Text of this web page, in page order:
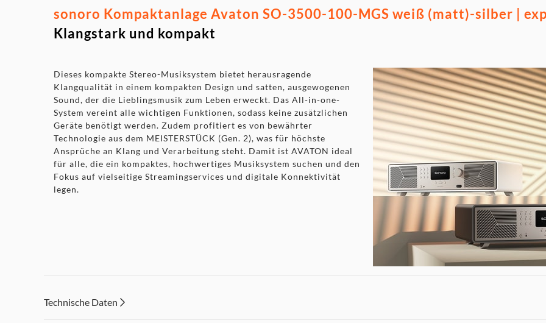
sonoro Kompaktanlage Avaton SO-3500-100-MGS weiß (matt)-silber |
Klangstark und kompakt
Dieses kompakte Stereo-Musiksystem bietet herausragende
Klangqualität in einem kompakten Design und satten, ausgewogenen
Sound, der die Lieblingsmusik zum Leben erweckt. Das All-in-one-
System vereint alle wichtigen Funktionen, sodass keine zusätzlichen
Geräte benötigt werden. Zudem profitiert es von bewährter
Technologie aus dem MEISTERSTÜCK (Gen. 2), was für höchste
Ansprüche an Klang und Verarbeitung steht. Damit ist AVATON ideal
für alle, die ein kompaktes, hochwertiges Musiksystem suchen und den
Fokus auf vielseitige Streamingservices und digitale Konnektivität
legen.
Technische Daten